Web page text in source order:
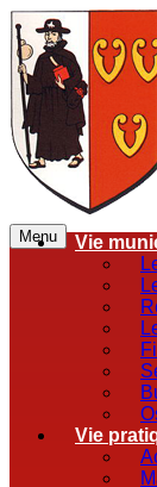
Menu
Vie
Vie